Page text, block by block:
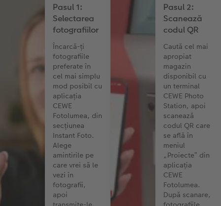
Instant Foto
Sticker instant
Colaje foto
Bandă foto
Fotografii retro XXL
Pasul 1:
Selectarea
fotografiilor
Încarcă-ți
fotografiile
preferate în
cel mai simplu
mod posibil cu
aplicația
CEWE
Fotolumea, din
secțiunea
Instant Foto.
Alege
amintirile pe
care vrei să le
vezi în
fotografii,
apoi
Pasul 2:
Scanează
codul QR
Caută cel mai
apropiat
magazin
disponibil cu
un terminal
CEWE Photo
Station, apoi
scanează
codul QR care
se află în
meniul
„Proiecte” din
aplicația
CEWE
Fotolumea.
După scanare,